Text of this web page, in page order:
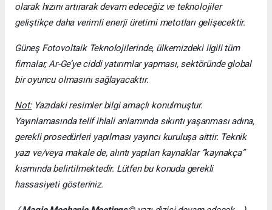
olarak hızını artırarak devam edeceğiz ve teknolojiler
geliştikçe daha verimli enerji üretimi metotları gelişecektir.
Güneş Fotovoltaik Teknolojilerinde, ülkemizdeki ilgili tüm
firmalar, Ar-Ge’ye ciddi yatırımlar yapması, sektöründe global
bir oyuncu olmasını sağlayacaktır.
Not:Yazıdaki resimler bilgi amaçlı konulmuştur.
Yayınlamasında telif ihlali anlamında sıkıntı yaşanması adına,
gerekli prosedürleri yapılması yayıncı kuruluşa aittir. Teknik
yazı ve/veya makale de, alıntı yapılan kaynaklar “kaynakça”
kısmında belirtilmektedir. Lütfen bu konuda gerekli
hassasiyeti gösteriniz.